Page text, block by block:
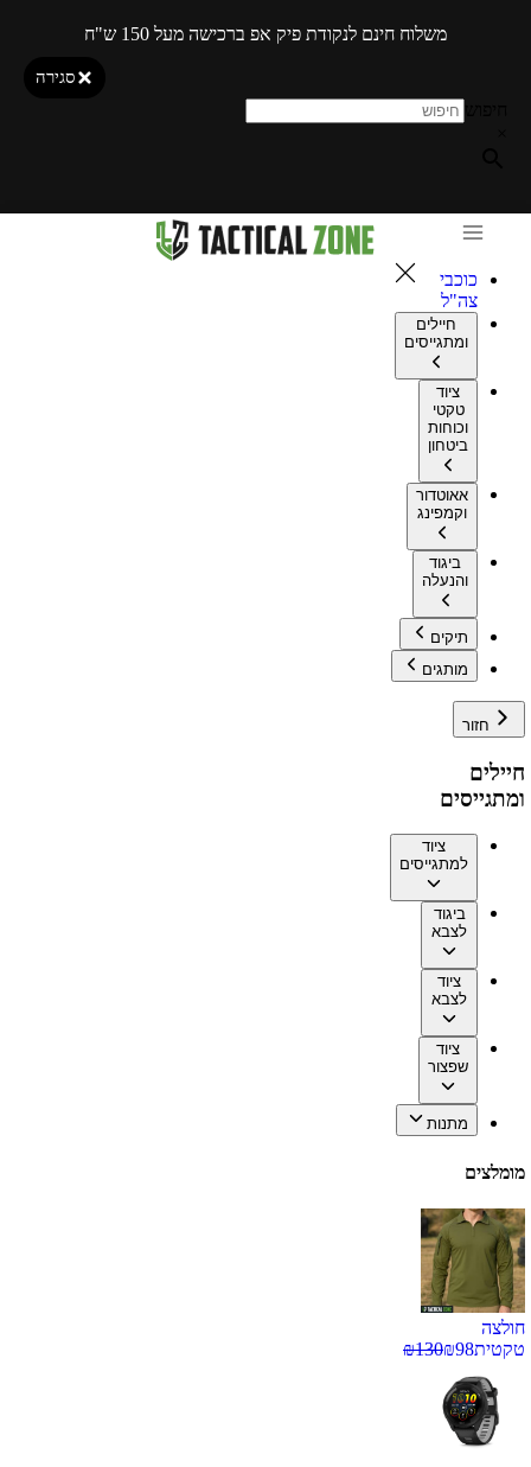
משלוח חינם לנקודת פיק אפ ברכישה מעל 150 ש"ח
סגירה
כוכבי
צה"ל
חיילים
ומתגייסים
ציוד
טקטי
וכוחות
ביטחון
אאוטדור
וקמפינג
ביגוד
והנעלה
תיקים
מותגים
חזור
חיילים
ומתגייסים
ציוד
למתגייסים
ביגוד
לצבא
ציוד
לצבא
ציוד
שפצור
מתנות
מומלצים
חולצה
טקטית
₪98
₪130